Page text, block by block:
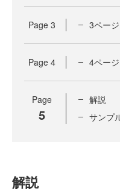
Page 3 3ペー
Page 4 4ペー
Page
5
解説
サンプ
解説